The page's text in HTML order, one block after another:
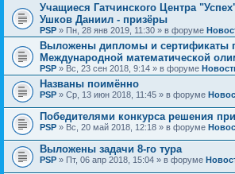
Учащиеся Гатчинского Центра
Ушков Даниил - призёры
PSP » Пн, 28 янв 2019, 11:30 » в форуме
Выложены дипломы и сертификаты
Международной математической
PSP » Вс, 23 сен 2018, 9:14 » в форуме
Названы поимённо
PSP » Ср, 13 июн 2018, 11:45 » в форуме
Победителями конкурса решения
PSP » Вс, 20 май 2018, 12:18 » в форуме
Выложены задачи 8-го тура
PSP » Пт, 06 апр 2018, 15:04 » в форуме